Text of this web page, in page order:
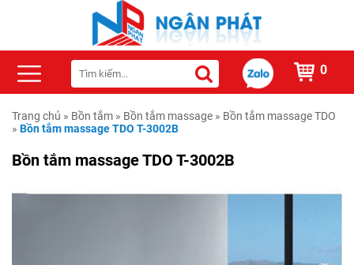
0
Trang chủ » Bồn tắm » Bồn tắm massage » Bồn tắm massage TDO
» Bồn tắm massage TDO T-3002B
Bồn tắm massage TDO T-3002B